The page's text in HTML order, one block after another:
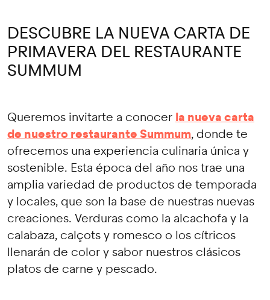
DESCUBRE LA NUEVA CARTA DE
PRIMAVERA DEL RESTAURANTE
SUMMUM
Queremos invitarte a conocer la nueva carta
de nuestro restaurante Summum, donde te
ofrecemos una experiencia culinaria única y
sostenible. Esta época del año nos trae una
amplia variedad de productos de temporada
y locales, que son la base de nuestras nuevas
creaciones. Verduras como la alcachofa y la
calabaza, calçots y romesco o los cítricos
llenarán de color y sabor nuestros clásicos
platos de carne y pescado.